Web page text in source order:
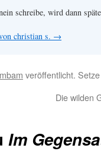
schreibe, wird dann
christian s. →
veröffentlicht.
Die wilden
Im